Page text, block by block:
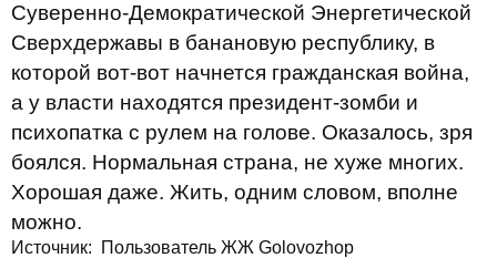
Суверенно-Демократической Энергетической
Сверхдержавы в банановую республику, в
которой вот-вот начнется гражданская война,
а у власти находятся президент-зомби и
психопатка с рулем на голове. Оказалось, зря
боялся. Нормальная страна, не хуже многих.
Хорошая даже. Жить, одним словом, вполне
можно.
Источник: Пользователь ЖЖ Golovozhop